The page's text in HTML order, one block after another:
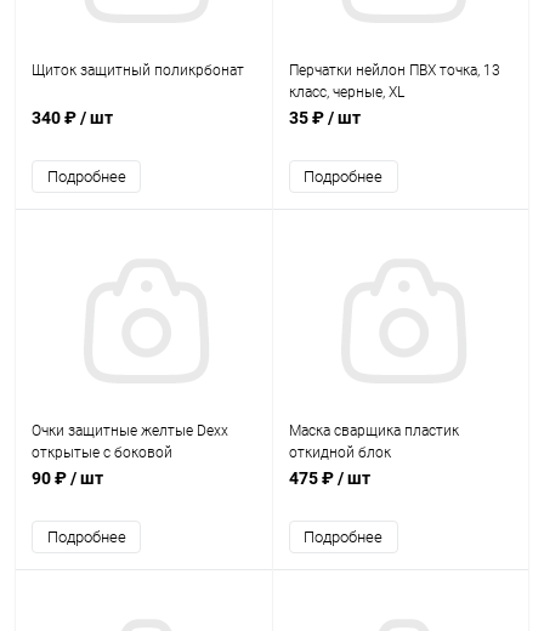
Щиток защитный поликрбонат
340 ₽/ шт
Подробнее
Перчатки нейлон ПВХ точка, 13
класс, черные, XL
35 ₽/ шт
Подробнее
Очки защитные желтые Dexx
открытые с боковой
вентиляцией
90 ₽/ шт
Подробнее
Маска сварщика пластик
откидной блок
475 ₽/ шт
Подробнее